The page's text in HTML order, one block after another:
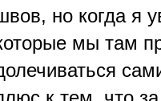
но когда я
мы там